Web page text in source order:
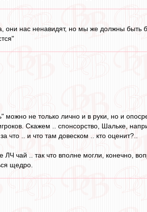
они нас ненавидят, но мы же должны
можно не только лично и в руки, но и
Скажем .. спонсорство, Шальке,
что .. и что там довеском .. кто оценит?..
чай .. так что вполне могли, конечно,
щедро.